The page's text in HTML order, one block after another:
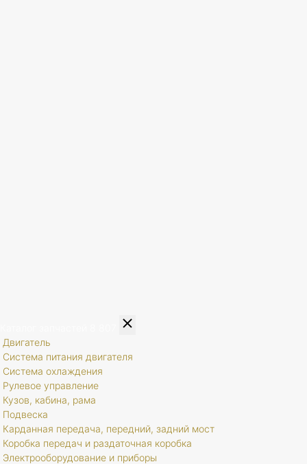
Двигатель
Система питания двигателя
Система охлаждения
Рулевое управление
Кузов, кабина, рама
Подвеска
Карданная передача, передний, задний мост
Коробка передач и раздаточная коробка
Электрооборудование и приборы